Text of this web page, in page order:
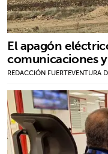
El apagón
comunicaciones
REDACCIÓN FUERTEVENTURA